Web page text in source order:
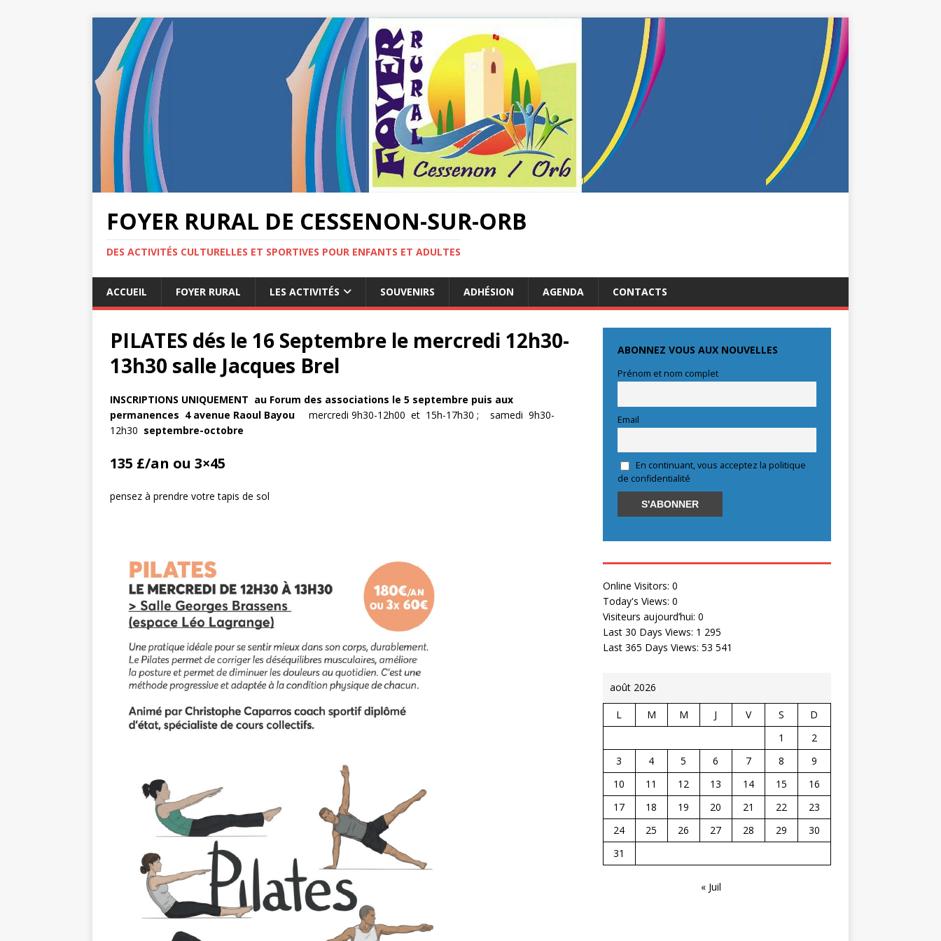
FOYER RURAL DE CESSENON-SUR-ORB
DES ACTIVITÉS CULTURELLES ET SPORTIVES POUR ENFANTS ET ADULTES
ACCUEIL FOYER RURAL LES ACTIVITÉS SOUVENIRS ADHÉSION AGENDA CONTACTS
PILATES dés le 16 Septembre le mercredi 12h30-
13h30 salle Jacques Brel
INSCRIPTIONS UNIQUEMENT au Forum des associations le 5 septembre puis aux
permanences 4avenue Raoul Bayou
mercredi 9h30-12h00 et 15h-17h30 ; samedi 9h30-
12h30 septembre-octobre
135 £/an ou 3×45
pensez à prendre votre tapis de sol
ABONNEZ VOUS AUX NOUVELLES
Prénom et nom complet
Email
En continuant, vous acceptez la politique
de confidentialité
Online Visitors: 0
Today's Views: 0
Visiteurs aujourd’hui: 0
Last 30 Days Views: 1 295
Last 365 Days Views: 53 541
août 2026
L M M J V S
D
1
2
3
4 5 6 7 8
9
10
11 12 13 14 15
16
17
18 19 20 21 22
23
24
25 26 27 28 29
30
31
« Juil